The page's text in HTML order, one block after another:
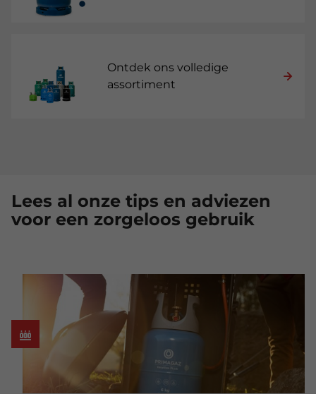
Ontdek ons volledige
assortiment
Lees al onze tips en adviezen
voor een zorgeloos gebruik